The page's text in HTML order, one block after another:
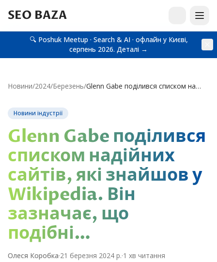
SEO BAZA
🔍 Poshuk Meetup · Search & AI · офлайн у Києві,
серпень 2026. Деталі →
Новини/2024/Березень/ Glenn Gabe поділився списком надійних сайтів, які знайшов у Wikipedia. Він зазначає, що подібні…
Новини індустрії
Glenn Gabe поділився
списком надійних
сайтів, які знайшов у
Wikipedia. Він
зазначає, що
подібні…
Олеся Коробка·21 березня 2024 р.·1 хв читання